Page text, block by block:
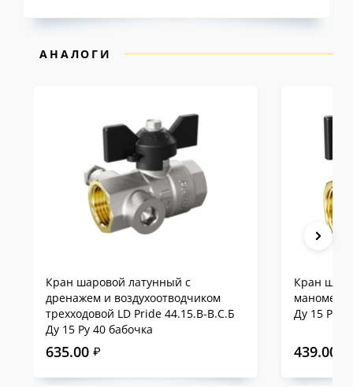
Именно поэтому на шаровые краны LD Pride
Сравнение LD Pride с
аналогами на примере
АНАЛОГИ
Кран шаровой латунный с
дренажем и воздухоотводчиком
трехходовой LD Pride 44.15.В-В.С.Б
Ду 15 Ру 40 бабочка
635.00 ₽
Кран
Ду 15 Ру
439.00